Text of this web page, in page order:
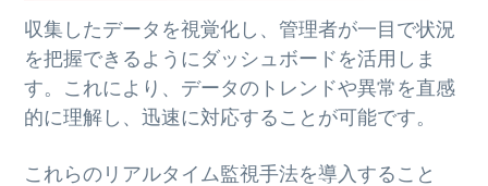
収集したデータを視覚化し、管理者が一目で状況
を把握できるようにダッシュボードを活用しま
す。これにより、データのトレンドや異常を直感
的に理解し、迅速に対応することが可能です。
これらのリアルタイム監視手法を導入すること